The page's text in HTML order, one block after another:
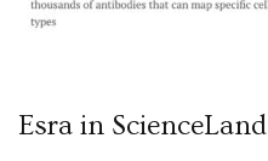
Esra in ScienceLand